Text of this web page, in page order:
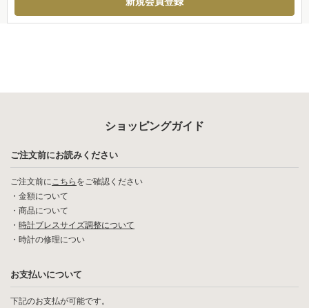
ショッピングガイド
ご注文前にお読みください
ご注文前にこちら をご確認ください
・ 金額について
・ 商品について
・ 時計ブレスサイズ調整について
・ 時計の修理につい
お支払いについて
下記のお支払が可能です。